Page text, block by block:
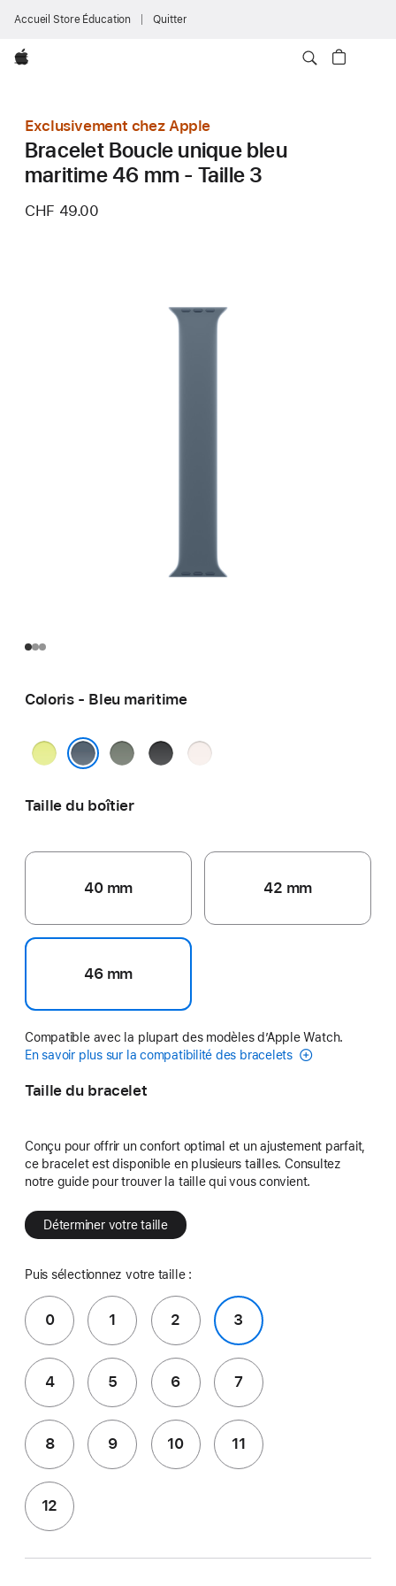
Accueil Store Éducation Quitter
Apple
Exclusivement chez Apple
Bracelet Boucle unique bleu
maritime 46 mm - Taille 3
CHF 49.00
Coloris - Bleu maritime
Jaune
Gris
Noir
Rose
Taille du boîtier
40 mm 42 mm
46 mm
Compatible avec la plupart des modèles d’Apple Watch.
En savoir plus sur la compatibilité des bracelets
Taille du bracelet
Conçu pour offrir un confort optimal et un ajustement parfait,
ce bracelet est disponible en plusieurs tailles. Consultez
notre guide pour trouver la taille qui vous convient.
Déterminer votre taille
Puis sélectionnez votre taille :
0 1 2 3
4 5 6 7
8 9 10 11
12